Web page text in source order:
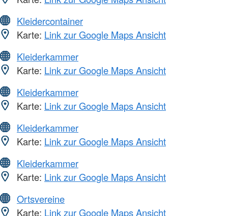
Kleidercontainer
Karte: Link zur Google Maps Ansicht
Kleiderkammer
Karte: Link zur Google Maps Ansicht
Kleiderkammer
Karte: Link zur Google Maps Ansicht
Kleiderkammer
Karte: Link zur Google Maps Ansicht
Kleiderkammer
Karte: Link zur Google Maps Ansicht
Ortsvereine
Karte: Link zur Google Maps Ansicht